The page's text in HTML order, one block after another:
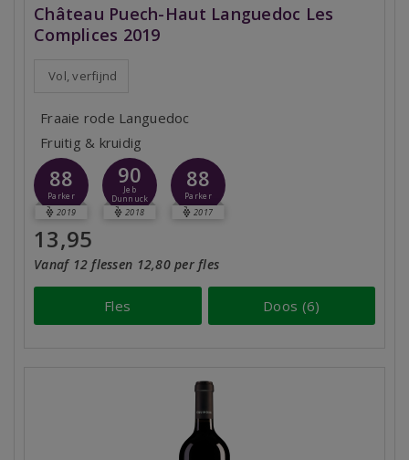
Château Puech-Haut Languedoc Les
Complices 2019
Vol, verfijnd
Fraaie rode Languedoc
Fruitig & kruidig
88
Parker
2019
90
Jeb
Dunnuck
2018
88
Parker
2017
13,95
Vanaf 12 flessen 12,80 per fles
Fles Doos (6)